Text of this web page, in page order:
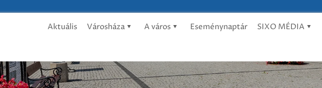
Aktuális Városháza A város Eseménynaptár SIXO MÉDIA